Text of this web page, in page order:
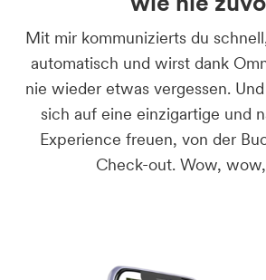
Mit mir kommunizierts du
automatisch und wirst dank
nie wieder etwas vergessen.
sich auf eine einzigartige und
Experience freuen, von der
Check-out. Wow,